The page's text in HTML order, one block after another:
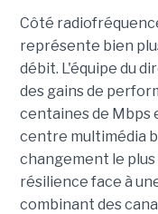
Côté
représente bien
débit. L'équipe du
des gains de
centaines de Mbps
centre multimédia
changement le
résilience face à
combinant des